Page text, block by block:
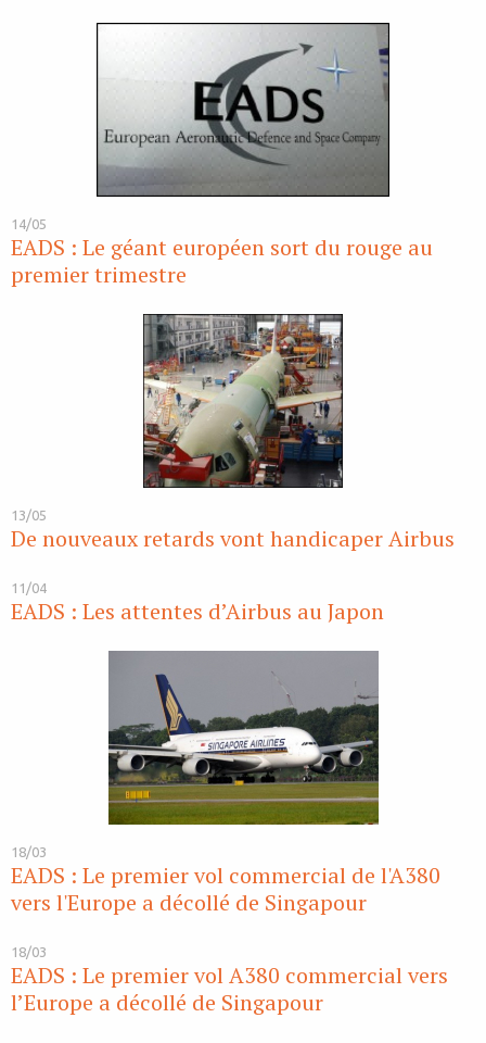
14/05
EADS : Le géant européen sort du rouge au
premier trimestre
13/05
De nouveaux retards vont handicaper Airbus
11/04
EADS : Les attentes d’Airbus au Japon
18/03
EADS : Le premier vol commercial de l'A380
vers l'Europe a décollé de Singapour
18/03
EADS : Le premier vol A380 commercial vers
l’Europe a décollé de Singapour